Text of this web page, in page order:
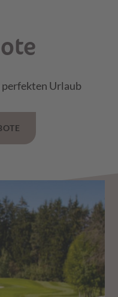
perfekten Urlaub